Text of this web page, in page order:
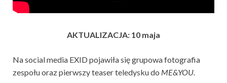
AKTUALIZACJA: 10 maja
Na social media EXID pojawiła się grupowa fotografia
zespołu oraz pierwszy teaser teledysku do ME&YOU.